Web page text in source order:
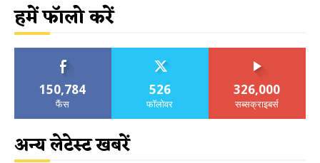
हमें फॉलो करें
150,784
फैंस
526
फॉलोवर
326,000
सब्सक्राइबर्स
अन्य लेटेस्ट खबरें